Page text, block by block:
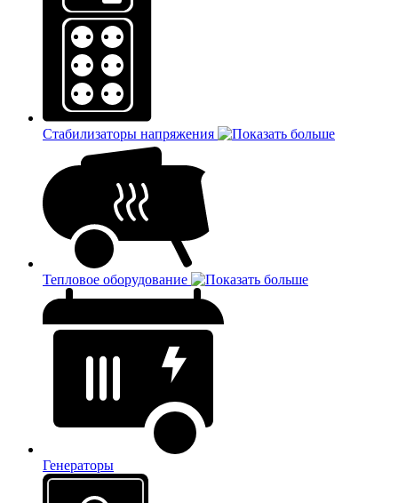
Стабилизаторы напряжения
Тепловое оборудование
Генераторы